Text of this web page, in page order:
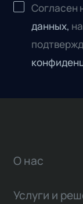
Согласен
данных,
О нас
Услуги и